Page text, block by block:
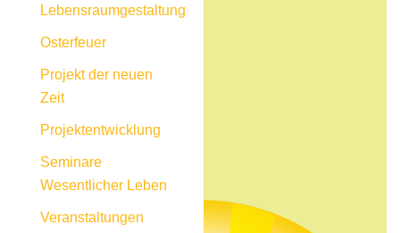
Lebensraumgestaltung
Osterfeuer
Projekt der neuen
Zeit
Projektentwicklung
Seminare
Wesentlicher Leben
Veranstaltungen